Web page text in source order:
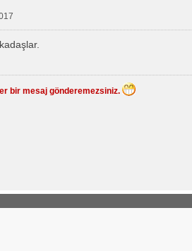
bir mesaj gönderemezsiniz.